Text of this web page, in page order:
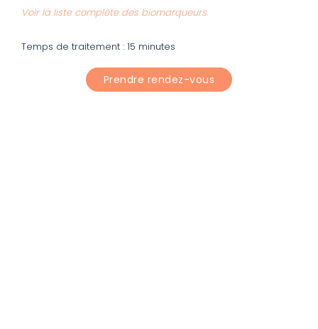
Voir la liste complète des biomarqueurs
Temps de traitement : 15 minutes
Prendre rendez-vous